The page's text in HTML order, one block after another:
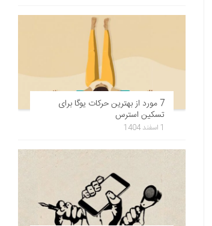
7 مورد از بهترین حرکات یوگا برای
تسکین استرس
1 اسفند 1404